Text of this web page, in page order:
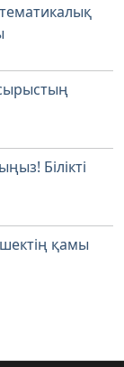
Білікті
қамы